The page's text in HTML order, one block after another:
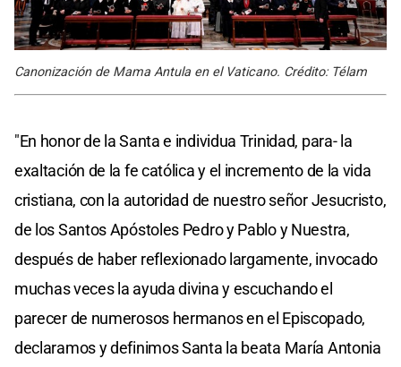
Canonización de Mama Antula en el Vaticano. Crédito: Télam
"En honor de la Santa e individua Trinidad, para- la
exaltación de la fe católica y el incremento de la vida
cristiana, con la autoridad de nuestro señor Jesucristo,
de los Santos Apóstoles Pedro y Pablo y Nuestra,
después de haber reflexionado largamente, invocado
muchas veces la ayuda divina y escuchando el
parecer de numerosos hermanos en el Episcopado,
declaramos y definimos Santa la beata María Antonia